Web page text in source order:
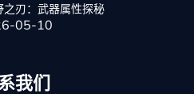
之刃：武器属性探秘
05-10
我们